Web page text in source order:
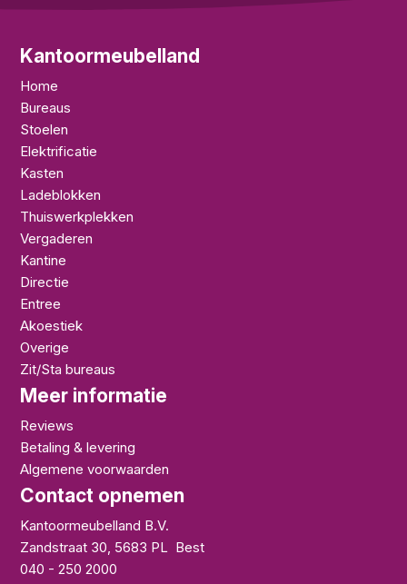
Kantoormeubelland
Home
Bureaus
Stoelen
Elektrificatie
Kasten
Ladeblokken
Thuiswerkplekken
Vergaderen
Kantine
Directie
Entree
Akoestiek
Overige
Zit/Sta bureaus
Meer informatie
Reviews
Betaling & levering
Algemene voorwaarden
Contact opnemen
Kantoormeubelland B.V.
Zandstraat 30, 5683 PL Best
040 - 250 2000